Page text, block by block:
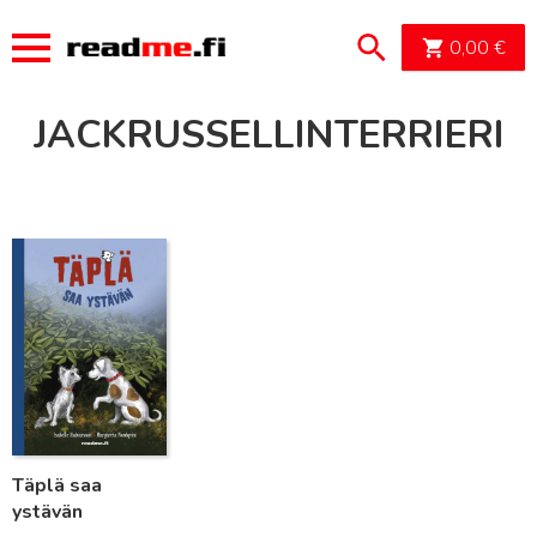
0,00 €
JACKRUSSELLINTERRIERI
Täplä saa
ystävän
Lue lisää